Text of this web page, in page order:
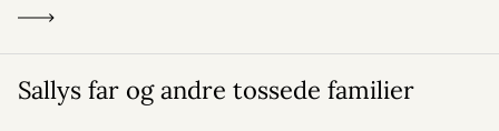
Sallys far og andre tossede familier